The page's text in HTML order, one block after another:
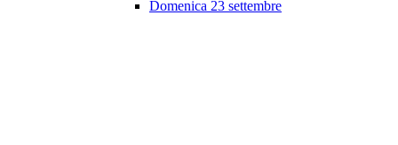
Domenica 23 settembre